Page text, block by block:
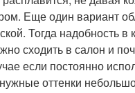
Еще один вариант
Тогда надобность
сходить в салон и
если постоянно
оттенки